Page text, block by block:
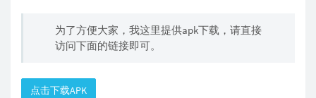
为了方便大家，我这里提供apk下载，请直接
访问下面的链接即可。
点击下载APK